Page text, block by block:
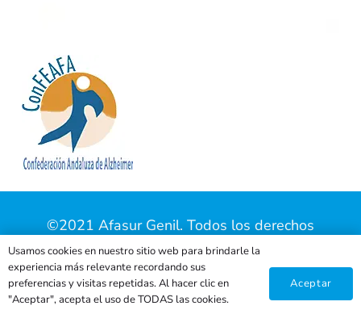
©2021 Afasur Genil. Todos los derechos
reservados |Aviso Legal|Política de Privacidad
|Política de Cookies| Página web creada por
eHidra.
Usamos cookies en nuestro sitio web para brindarle la
experiencia más relevante recordando sus
preferencias y visitas repetidas. Al hacer clic en
"Aceptar", acepta el uso de TODAS las cookies.
Aceptar